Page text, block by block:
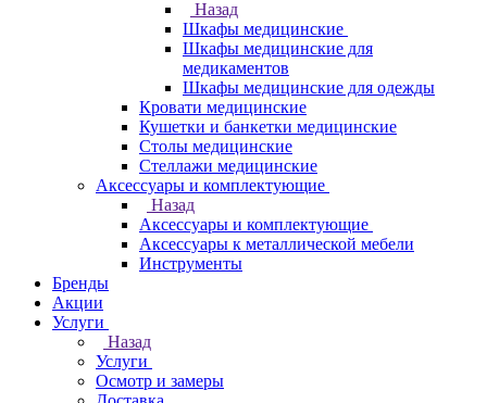
Назад
Шкафы медицинские
Шкафы медицинские для
медикаментов
Шкафы медицинские для одежды
Кровати медицинские
Кушетки и банкетки медицинские
Столы медицинские
Стеллажи медицинские
Аксессуары и комплектующие
Назад
Аксессуары и комплектующие
Аксессуары к металлической мебели
Инструменты
Бренды
Акции
Услуги
Назад
Услуги
Осмотр и замеры